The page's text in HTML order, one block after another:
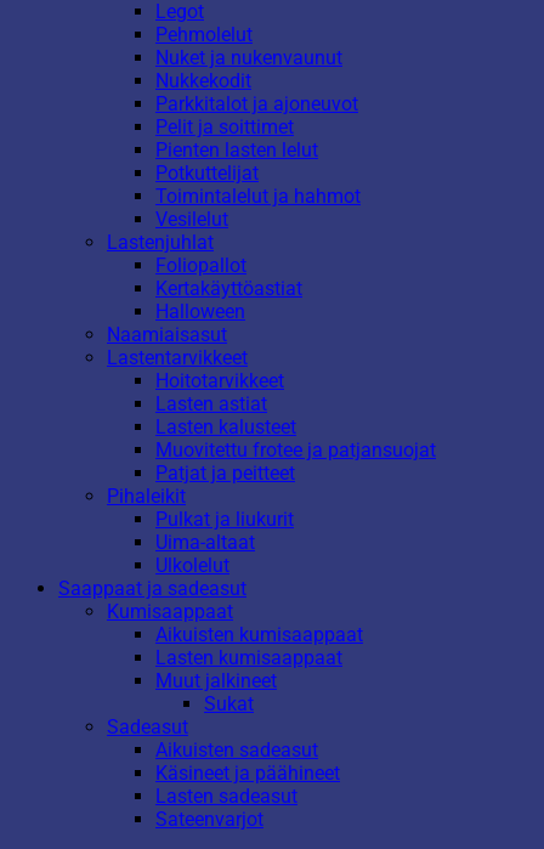
Legot
Pehmolelut
Nuket ja nukenvaunut
Nukkekodit
Parkkitalot ja ajoneuvot
Pelit ja soittimet
Pienten lasten lelut
Potkuttelijat
Toimintalelut ja hahmot
Vesilelut
Lastenjuhlat
Foliopallot
Kertakäyttöastiat
Halloween
Naamiaisasut
Lastentarvikkeet
Hoitotarvikkeet
Lasten astiat
Lasten kalusteet
Muovitettu frotee ja patjansuojat
Patjat ja peitteet
Pihaleikit
Pulkat ja liukurit
Uima-altaat
Ulkolelut
Saappaat ja sadeasut
Kumisaappaat
Aikuisten kumisaappaat
Lasten kumisaappaat
Muut jalkineet
Sukat
Sadeasut
Aikuisten sadeasut
Käsineet ja päähineet
Lasten sadeasut
Sateenvarjot